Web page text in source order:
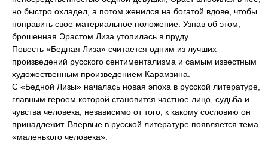
но быстро охладел, а потом женился на богатой вдове, чтобы
поправить свое материальное положение. Узнав об этом,
брошенная Эрастом Лиза утопилась в пруду.
Повесть «Бедная Лиза» считается одним из лучших
произведений русского сентиментализма и самым известным
художественным произведением Карамзина.
С «Бедной Лизы» началась новая эпоха в русской литературе,
главным героем которой становится частное лицо, судьба и
чувства человека, независимо от того, к какому сословию он
принадлежит. Впервые в русской литературе появляется тема
«маленького человека».